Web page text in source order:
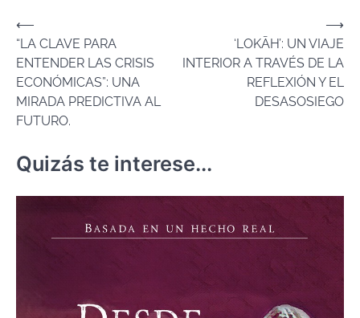
Navegación
de
entradas
⟵
“LA CLAVE PARA
ENTENDER LAS CRISIS
ECONÓMICAS”: UNA
MIRADA PREDICTIVA AL
FUTURO.
‘LOKĀH’: UN VIAJE
INTERIOR A TRAVÉS DE LA
REFLEXIÓN Y EL
DESASOSIEGO
⟶
Quizás te interese...